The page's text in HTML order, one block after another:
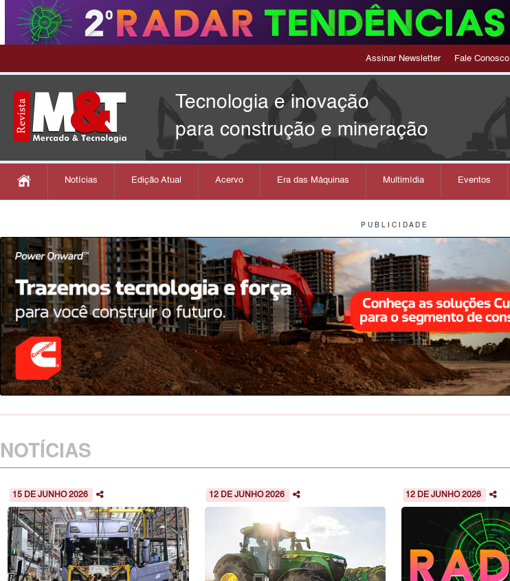
Assinar Newsletter Fale Conosco
Tecnologia e inovação
para construção e mineração
Notícias Edição Atual Acervo Era das Máquinas Multimídia Eventos
P U B L I C I D A D E
NOTÍCIAS
15 DE JUNHO 2026 12 DE JUNHO 2026 12 DE JUNHO 2026